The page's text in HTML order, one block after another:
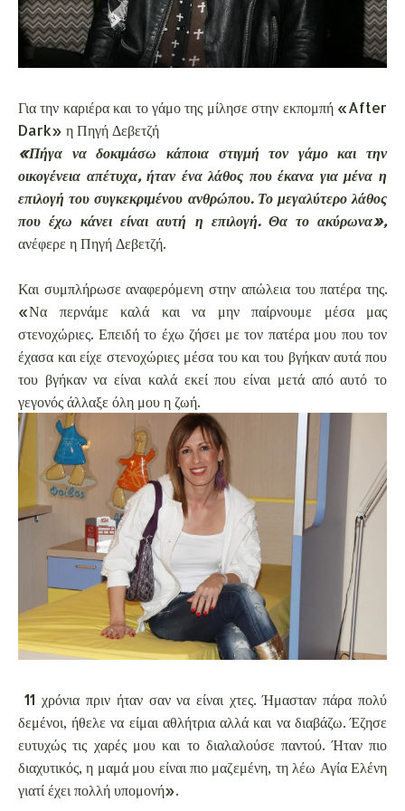
Για την καριέρα και το γάμο της μίλησε στην εκπομπή «After
Dark» η Πηγή Δεβετζή
«Πήγα να δοκιμάσω κάποια στιγμή τον γάμο και την
οικογένεια απέτυχα, ήταν ένα λάθος που έκανα για μένα η
επιλογή του συγκεκριμένου ανθρώπου. Το μεγαλύτερο λάθος
που έχω κάνει είναι αυτή η επιλογή. Θα το ακύρωνα»,
ανέφερε η Πηγή Δεβετζή.
Και συμπλήρωσε αναφερόμενη στην απώλεια του πατέρα της.
«Να περνάμε καλά και να μην παίρνουμε μέσα μας
στενοχώριες. Επειδή το έχω ζήσει με τον πατέρα μου που τον
έχασα και είχε στενοχώριες μέσα του και του βγήκαν αυτά που
του βγήκαν να είναι καλά εκεί που είναι μετά από αυτό το
γεγονός άλλαξε όλη μου η ζωή.
11 χρόνια πριν ήταν σαν να είναι χτες. Ήμασταν πάρα πολύ
δεμένοι, ήθελε να είμαι αθλήτρια αλλά και να διαβάζω. Έζησε
ευτυχώς τις χαρές μου και το διαλαλούσε παντού. Ήταν πιο
διαχυτικός, η μαμά μου είναι πιο μαζεμένη, τη λέω Αγία Ελένη
γιατί έχει πολλή υπομονή».